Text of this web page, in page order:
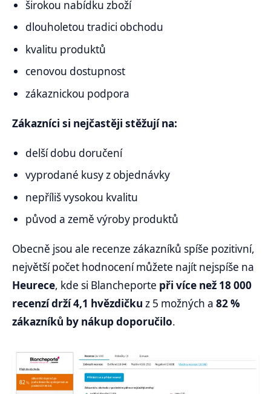
širokou nabídku zboží
dlouholetou tradici obchodu
kvalitu produktů
cenovou dostupnost
zákaznickou podpora
Zákazníci si nejčastěji stěžují na:
delší dobu doručení
vyprodané kusy z objednávky
nepříliš vysokou kvalitu
původ a země výroby produktů
Obecně jsou ale recenze zákazníků spíše pozitivní,
největší počet hodnocení můžete najít nejspíše na
Heurece, kde si Blancheporte při více než 18 000
recenzí drží 4,1 hvězdičku z 5 možných a 82 %
zákazníků by nákup doporučilo.